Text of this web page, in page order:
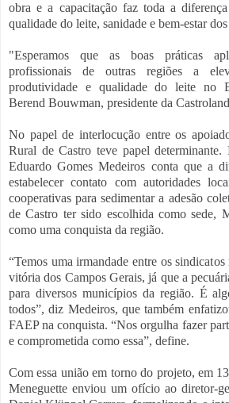
obra e a capacitação faz toda a
qualidade do leite, sanidade e bem-estar
"Esperamos que as boas práticas
profissionais de outras regiões a
produtividade e qualidade do leite no
Berend Bouwman, presidente da
No papel de interlocução entre os
Rural de Castro teve papel determinante.
Eduardo Gomes Medeiros conta que a
estabelecer contato com autoridades
cooperativas para sedimentar a adesão
de Castro ter sido escolhida como sede,
como uma conquista da região.
“Temos uma irmandade entre os
vitória dos Campos Gerais, já que a
para diversos municípios da região. É
todos”, diz Medeiros, que também
FAEP na conquista. “Nos orgulha fazer
e comprometida como essa”, define.
Com essa união em torno do projeto, em
Meneguette enviou um ofício ao diretor-